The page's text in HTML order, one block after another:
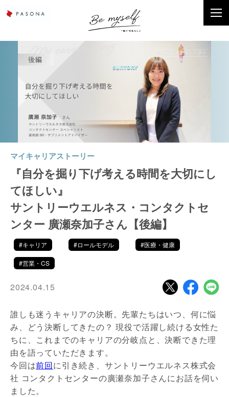
マイキャリアストーリー
『自分を掘り下げ考える時間を大切にし
てほしい』
サントリーウエルネス・コンタクトセ
ンター 廣瀬奈加子さん【後編】
#キャリア #ロールモデル #医療・健康
#営業・CS
2024.04.15
誰しも迷うキャリアの決断。先輩たちはいつ、何に悩
み、どう決断してきたの？ 現役で活躍し続ける女性た
ちに、これまでのキャリアの分岐点と、決断できた理
由を語っていただきます。
今回は前回に引き続き、サントリーウエルネス株式会
社 コンタクトセンターの廣瀬奈加子さんにお話を伺い
ました。